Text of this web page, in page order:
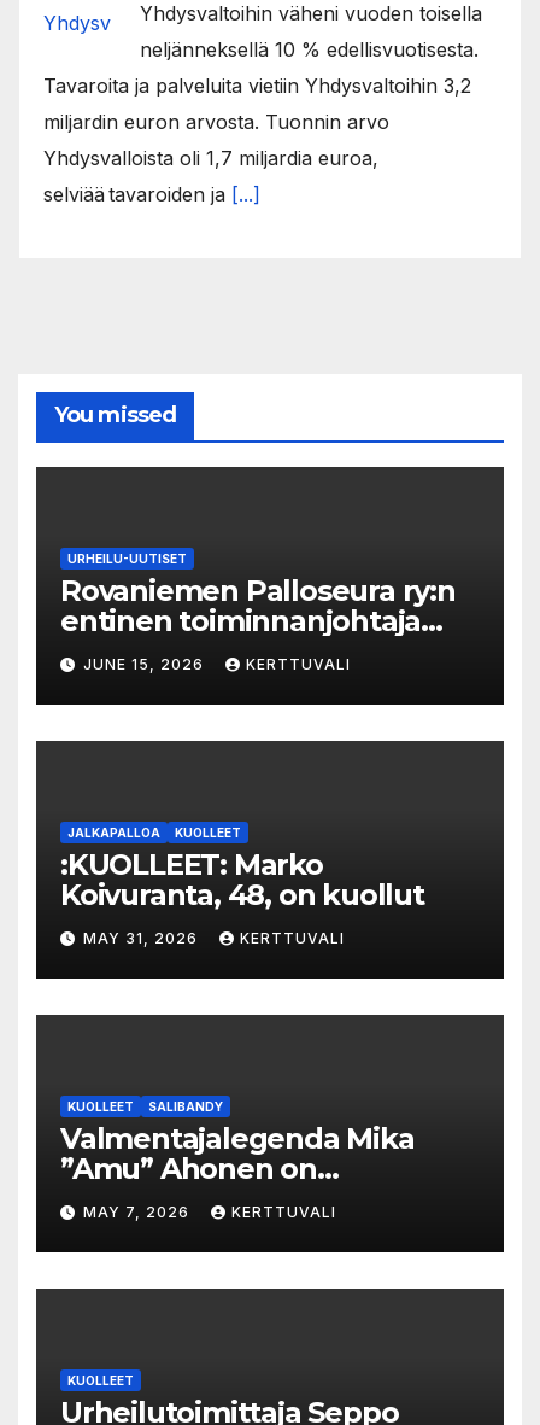
Yhdysvaltoihin väheni vuoden toisella
neljänneksellä 10 % edellisvuotisesta.
Tavaroita ja palveluita vietiin Yhdysvaltoihin 3,2
miljardin euron arvosta. Tuonnin arvo
Yhdysvalloista oli 1,7 miljardia euroa,
selviää tavaroiden ja [...]
You missed
URHEILU-UUTISET
Rovaniemen Palloseura ry:n
entinen toiminnanjohtaja
tuo­mit­tiin neljän kuu­kau­den
eh­dol­li­seen van­keu­teen ka­
val­luk­ses­ta – syyte mak­su­vä­li­
ne­pe­tok­ses­ta hy­lät­tiin
JUNE 15, 2026 KERTTUVALI
JALKAPALLOA KUOLLEET
:KUOLLEET: Marko
Koivuranta, 48, on kuollut
MAY 31, 2026 KERTTUVALI
KUOLLEET SALIBANDY
Valmentajalegenda Mika
”Amu” Ahonen on
menehtynyt
MAY 7, 2026 KERTTUVALI
KUOLLEET
Urheilutoimittaja Seppo